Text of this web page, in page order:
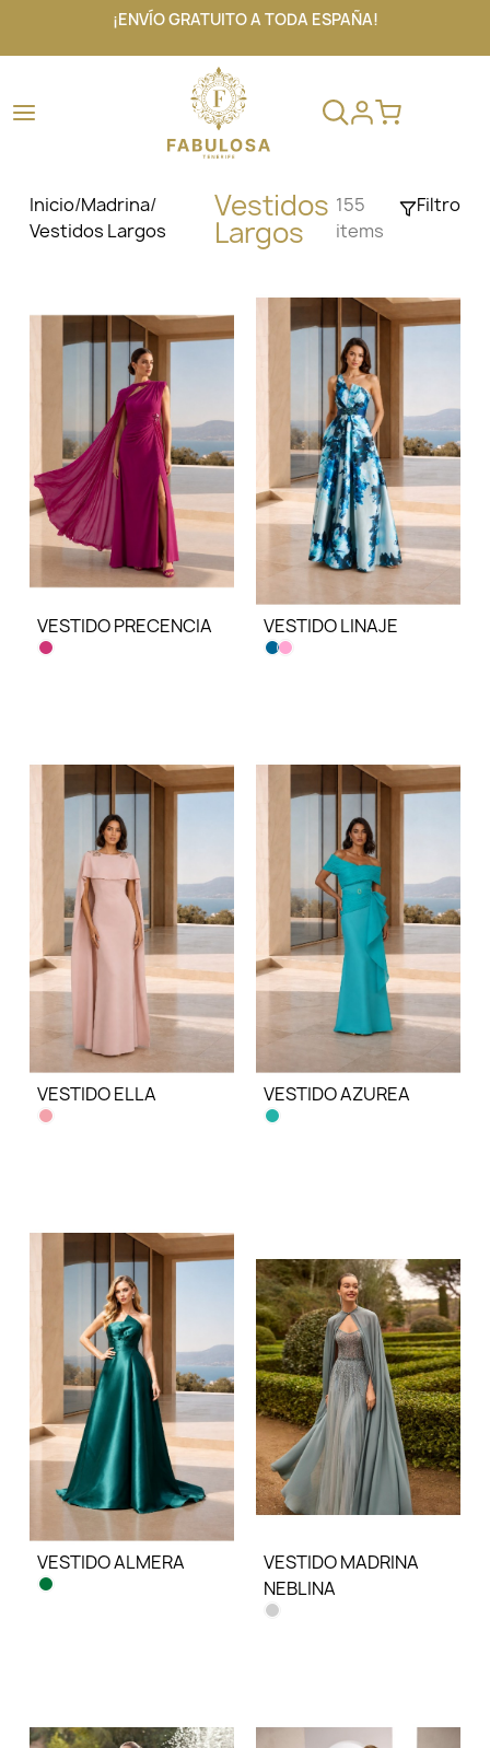
¡ENVÍO GRATUITO A TODA ESPAÑA!
Inicio/Madrina/
Vestidos Largos
Vestidos
Largos
155
items
Filtro
VESTIDO PRECENCIA VESTIDO LINAJE
VESTIDO ELLA VESTIDO AZUREA
VESTIDO ALMERA
VESTIDO MADRINA
NEBLINA